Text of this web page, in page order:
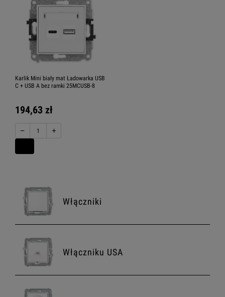
Karlik Mini biały mat Ładowarka USB
C + USB A bez ramki 25MCUSB-8
194,63 zł
− +
Włączniki
Włączniku USA